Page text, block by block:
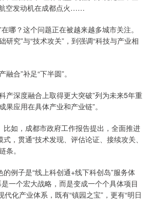
空发动机在成都点火……
哪？这个问题正在被越来越多城市关注。
研究”与“技术攻关”，到强调“科技与产业相
合”补足“下半圆”。
产深度融合上取得更大突破”列为未来5年重
果应用在具体产业和产业链”。
比如，成都市政府工作报告提出，全面推进
，贯通“技术发现、评估论证、接续攻关、
条。
例子是“线上科创通+线下科创岛”服务体
一个宏大战略，而是变成一个个具体项目
代化产业体系，既有“镇园之宝”，更有“明日